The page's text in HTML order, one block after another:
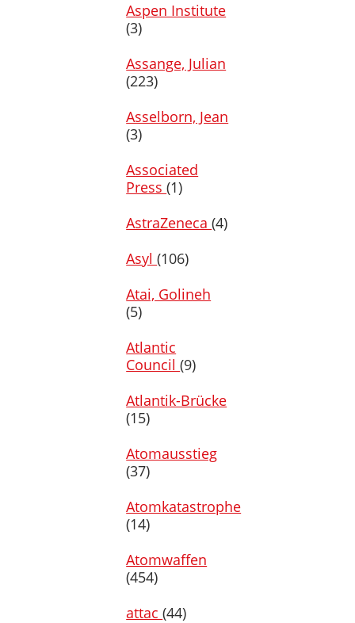
Aspen Institute
(3)
Assange, Julian
(223)
Asselborn, Jean
(3)
Associated
Press(1)
AstraZeneca(4)
Asyl(106)
Atai, Golineh
(5)
Atlantic
Council(9)
Atlantik-Brücke
(15)
Atomausstieg
(37)
Atomkatastrophe
(14)
Atomwaffen
(454)
attac(44)